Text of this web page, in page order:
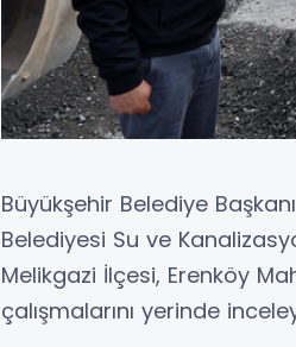
Büyükşehir Belediye
Belediyesi Su ve
Melikgazi İlçesi, Erenköy
çalışmalarını yerinde